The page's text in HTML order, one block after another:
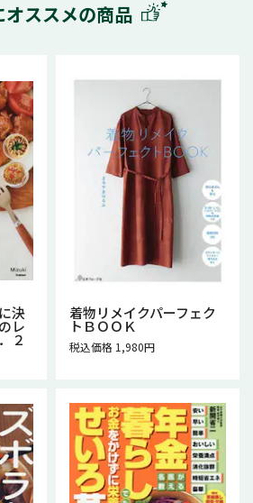
オススメの商品
決
レ
２
着物リメイクパーフェク
トＢＯＯＫ
税込価格 1,980円